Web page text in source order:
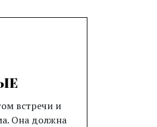
встречи и
Она должна